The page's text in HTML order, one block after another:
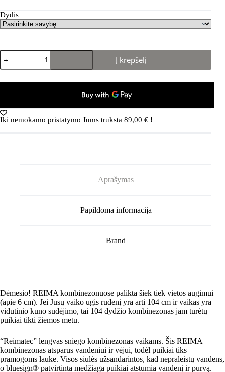
119,95 €.
87,95 €.
Dydis
produkto
kiekis:
REIMA
(Purpurinis)
Į krepšelį
Iki nemokamo pristatymo Jums trūksta 89,00 € !
Aprašymas
Papildoma informacija
Brand
Dėmesio! REIMA kombinezonuose palikta šiek tiek vietos augimui
(apie 6 cm). Jei Jūsų vaiko ūgis rudenį yra arti 104 cm ir vaikas yra
vidutinio kūno sudėjimo, tai 104 dydžio kombinezonas jam turėtų
puikiai tikti žiemos metu.
“Reimatec” lengvas sniego kombinezonas vaikams. Šis REIMA
kombinezonas atsparus vandeniui ir vėjui, todėl puikiai tiks
pramogoms lauke. Visos siūlės užsandarintos, kad nepraleistų vandens,
o bluesign® patvirtinta medžiaga puikiai atstumia vandenį ir purvą.